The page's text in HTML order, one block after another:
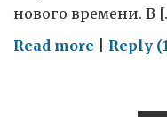
нового времени. В
Read more onReply